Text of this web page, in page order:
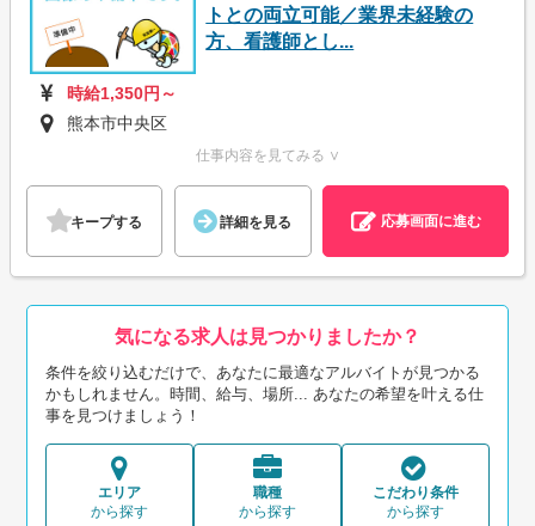
トとの両立可能／業界未経験の
方、看護師とし...
時給1,350円～
熊本市中央区
仕事内容を見てみる ∨
キープする 詳細を見る 応募画面に進む
気になる求人は見つかりましたか？
条件を絞り込むだけで、あなたに最適なアルバイトが見つかる
かもしれません。時間、給与、場所... あなたの希望を叶える仕
事を見つけましょう！
エリア
から探す
職種
から探す
こだわり条件
から探す